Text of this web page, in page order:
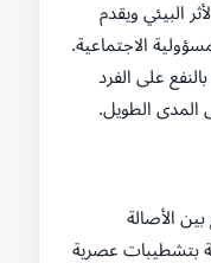
البيئي ويقدم
الاجتماعية.
على الفرد
المدى الطويل.
الأصالة
بتشطيبات عصرية